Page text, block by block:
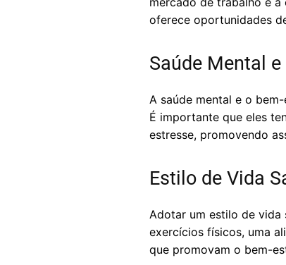
oferece oportunidades
Saúde Mental
A saúde mental e o
É importante que eles
estresse, promovendo
Estilo de Vida
Adotar um estilo de vida
exercícios físicos, uma
que promovam o bem-